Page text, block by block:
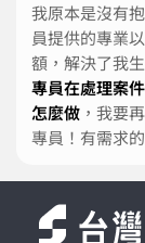
我原本是沒有
員提供的專業
額，解決了我
專員在處理案
怎麼做 ，我要
專員！有需求